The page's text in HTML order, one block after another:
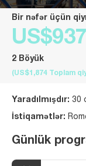
Bir nəfər üçün
US$937
2 Böyük
(US$1,874 Toplam
Yaradılmışdır: 30
İstiqamətlər:
Günlük